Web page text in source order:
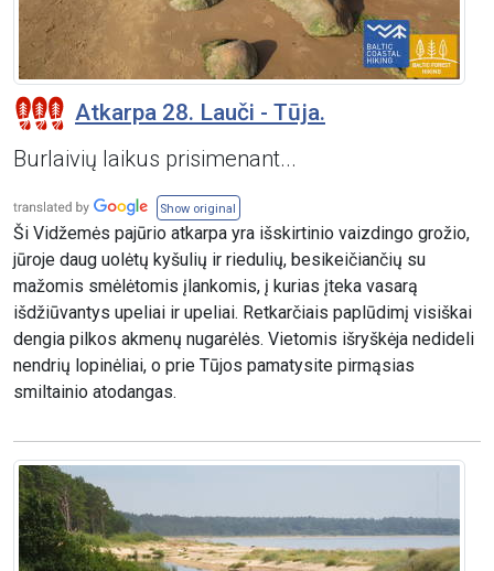
Atkarpa 28. Lauči - Tūja.
Burlaivių laikus prisimenant...
Show original
Ši Vidžemės pajūrio atkarpa yra išskirtinio vaizdingo grožio,
jūroje daug uolėtų kyšulių ir riedulių, besikeičiančių su
mažomis smėlėtomis įlankomis, į kurias įteka vasarą
išdžiūvantys upeliai ir upeliai. Retkarčiais paplūdimį visiškai
dengia pilkos akmenų nugarėlės. Vietomis išryškėja nedideli
nendrių lopinėliai, o prie Tūjos pamatysite pirmąsias
smiltainio atodangas.